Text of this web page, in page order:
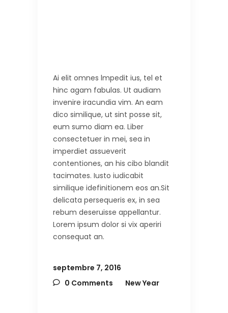
Ai elit omnes lmpedit ius, tel et
hinc agam fabulas. Ut audiam
invenire iracundia vim. An eam
dico similique, ut sint posse sit,
eum sumo diam ea. Liber
consectetuer in mei, sea in
imperdiet assueverit
contentiones, an his cibo blandit
tacimates. Iusto iudicabit
similique idefinitionem eos an.Sit
delicata persequeris ex, in sea
rebum deseruisse appellantur.
Lorem ipsum dolor si vix aperiri
consequat an.
septembre 7, 2016
0 Comments
New Year